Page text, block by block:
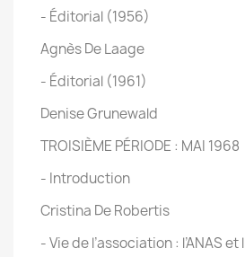
- Éditorial (1956)
Agnès De Laage
- Éditorial (1961)
Denise Grunewald
TROISIÈME PÉRIODE : MAI 1968
- Introduction
Cristina De Robertis
- Vie de l’association : l’ANAS